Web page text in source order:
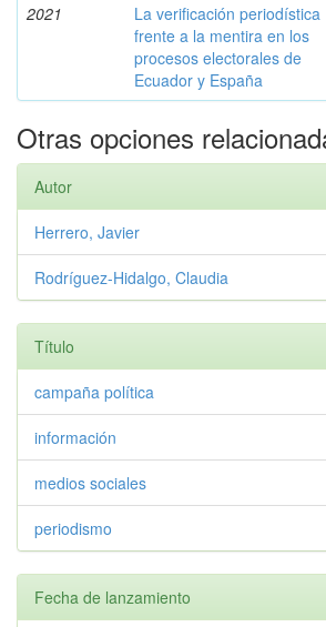
2021
La verificación periodística
frente a la mentira en los
procesos electorales de
Ecuador y España
Otras opciones
Autor
Herrero, Javier
Rodríguez-Hidalgo, Claudia
Título
campaña política
información
medios sociales
periodismo
Fecha de lanzamiento